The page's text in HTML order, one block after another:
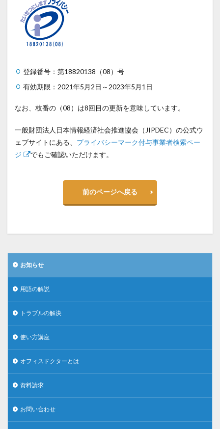
登録番号：第18820138（08）号
有効期限：2021年5月2日～2023年5月1日
なお、枝番の（08）は8回目の更新を意味しています。
一般財団法人日本情報経済社会推進協会（JIPDEC）の公式ウ
ェブサイトにある、 プライバシーマーク付与事業者検索ペー
ジ
でもご確認いただけます。
前のページへ戻る
お知らせ
用語の解説
トラブルの解決
使い方講座
オフィスドクターとは
資料請求
お問い合わせ